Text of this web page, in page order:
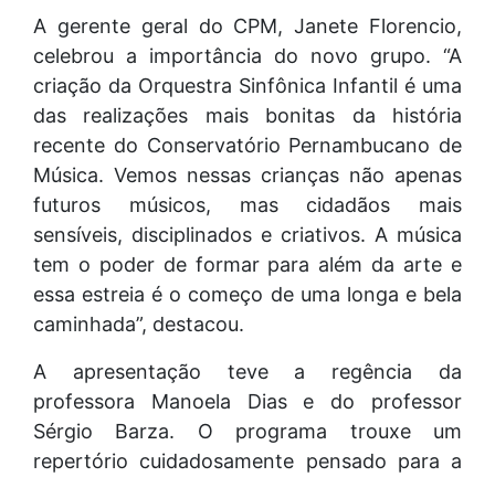
A gerente geral do CPM, Janete Florencio,
celebrou a importância do novo grupo. “A
criação da Orquestra Sinfônica Infantil é uma
das realizações mais bonitas da história
recente do Conservatório Pernambucano de
Música. Vemos nessas crianças não apenas
futuros músicos, mas cidadãos mais
sensíveis, disciplinados e criativos. A música
tem o poder de formar para além da arte e
essa estreia é o começo de uma longa e bela
caminhada”, destacou.
A apresentação teve a regência da
professora Manoela Dias e do professor
Sérgio Barza. O programa trouxe um
repertório cuidadosamente pensado para a